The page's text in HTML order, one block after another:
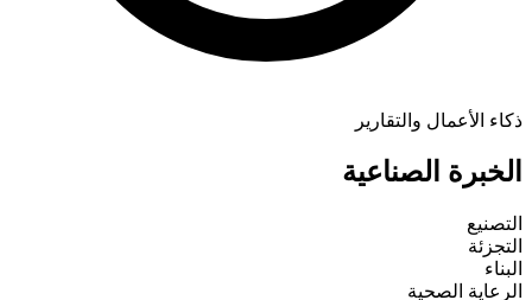
ذكاء الأعمال والتقارير
الخبرة الصناعية
التصنيع
التجزئة
البناء
الرعاية الصحية